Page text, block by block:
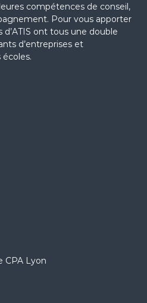
compétences de conseil,
Pour vous apporter
ont tous une double
d’entreprises et
écoles.
CPA Lyon